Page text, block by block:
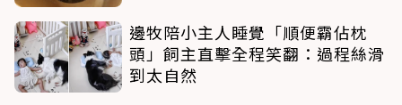
邊牧陪小主人睡覺「順便霸佔枕
頭」飼主直擊全程笑翻：過程絲滑
到太自然